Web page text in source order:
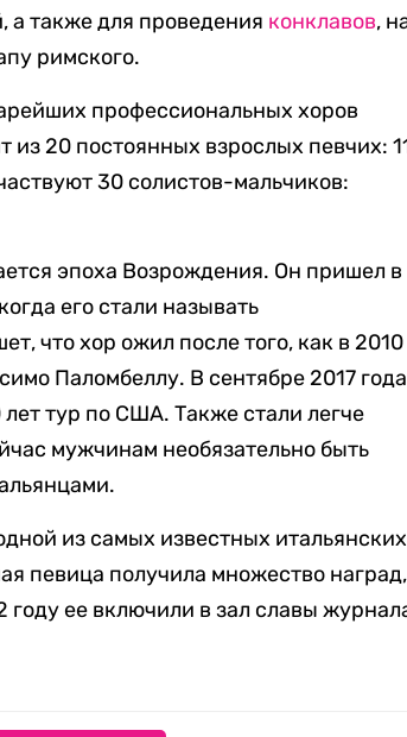
а также для проведения конклавов,
римского.
профессиональных хоров
из 20 постоянных взрослых певчих:
30 солистов-мальчиков:
эпоха Возрождения. Он пришел в
его стали называть
что хор ожил после того, как в 2010
Паломбеллу. В сентябре 2017 года
тур по США. Также стали легче
мужчинам необязательно быть
из самых известных итальянских
певица получила множество наград,
ее включили в зал славы